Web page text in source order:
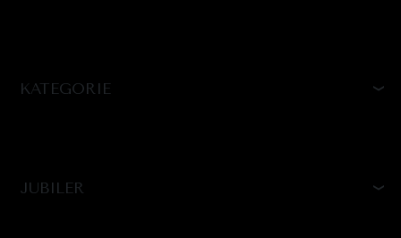
KATEGORIE
JUBILER